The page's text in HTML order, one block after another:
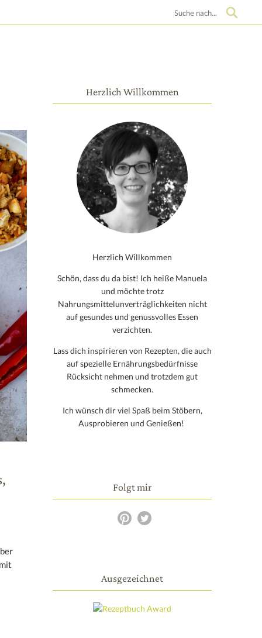
Suche
Herzlich Willkommen
Herzlich Willkommen
Schön, dass du da bist! Ich heiße Manuela
und möchte trotz
Nahrungsmittelunverträglichkeiten nicht
auf gesundes und genussvolles Essen
verzichten.
Lass dich inspirieren von Rezepten, die auch
auf spezielle Ernährungsbedürfnisse
Rücksicht nehmen und trotzdem gut
schmecken.
Ich wünsch dir viel Spaß beim Stöbern,
Ausprobieren und Genießen!
Folgt mir
Ausgezeichnet